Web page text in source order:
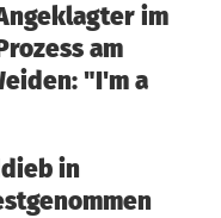
im
am
"I'm a
in